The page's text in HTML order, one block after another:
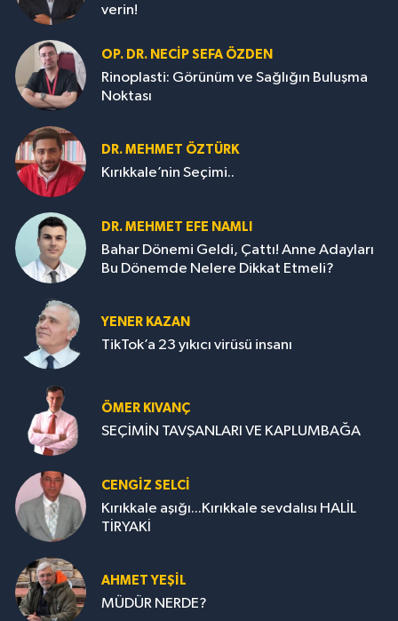
verin!
OP. DR. NECIP SEFA ÖZDEN
Rinoplasti: Görünüm ve Sağlığın Buluşma
Noktası
DR. MEHMET ÖZTÜRK
Kırıkkale’nin Seçimi..
DR. MEHMET EFE NAMLI
Bahar Dönemi Geldi, Çattı! Anne Adayları
Bu Dönemde Nelere Dikkat Etmeli?
YENER KAZAN
TikTok’a 23 yıkıcı virüsü insanı
ÖMER KIVANÇ
SEÇİMİN TAVŞANLARI VE KAPLUMBAĞA
CENGİZ SELCİ
Kırıkkale aşığı...Kırıkkale sevdalısı HALİL
TİRYAKİ
AHMET YEŞİL
MÜDÜR NERDE?